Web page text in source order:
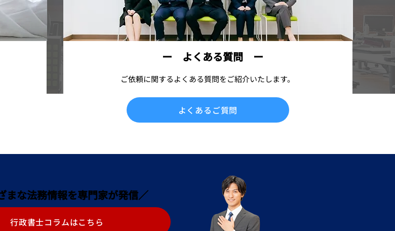
ー よくある質問 ー
ご依頼に関するよくある質問をご紹介いたします。
よくあるご質問
行政書士コラムはこちら
まな法務情報を専門家が発信／